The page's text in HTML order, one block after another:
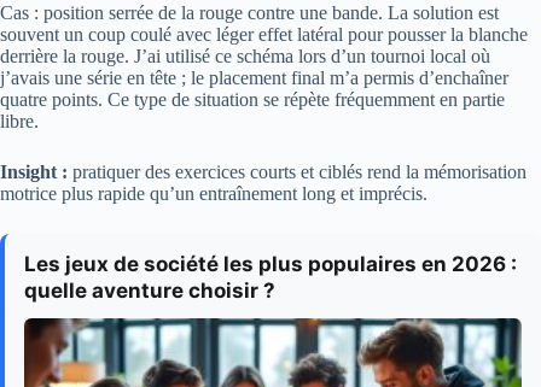
Cas : position serrée de la rouge contre une bande. La solution est
souvent un coup coulé avec léger effet latéral pour pousser la blanche
derrière la rouge. J’ai utilisé ce schéma lors d’un tournoi local où
j’avais une série en tête ; le placement final m’a permis d’enchaîner
quatre points. Ce type de situation se répète fréquemment en partie
libre.
Insight : pratiquer des exercices courts et ciblés rend la mémorisation
motrice plus rapide qu’un entraînement long et imprécis.
Les jeux de société les plus populaires en 2026 :
quelle aventure choisir ?